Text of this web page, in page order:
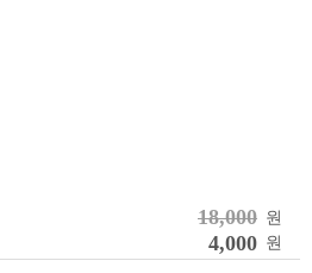
18,000 원
4,000 원